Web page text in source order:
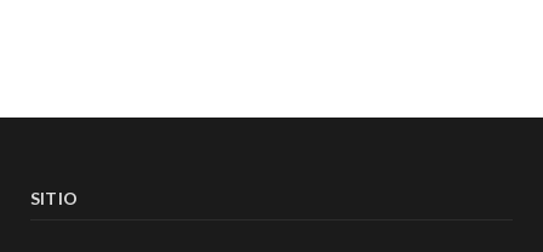
SITIO